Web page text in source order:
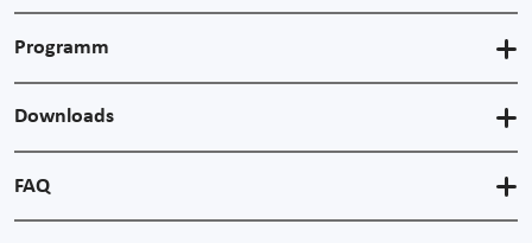
Programm
Downloads
FAQ